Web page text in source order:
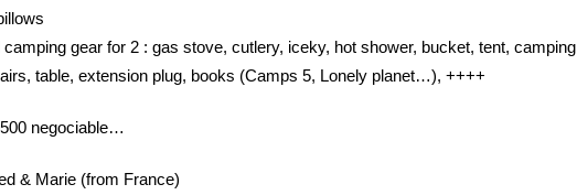
camping gear for 2 : gas stove, cutlery, iceky, hot shower, bucket, tent, camping
table, extension plug, books (Camps 5, Lonely planet…), ++++
negociable…
& Marie (from France)